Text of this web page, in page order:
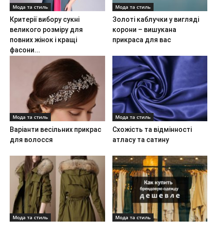
Мода та стиль
Критерії вибору сукні
великого розміру для
повних жінок і кращі
фасони...
Мода та стиль
Золоті каблучки у вигляді
корони – вишукана
прикраса для вас
Мода та стиль
Варіанти весільних прикрас
для волосся
Мода та стиль
Схожість та відмінності
атласу та сатину
Мода та стиль Мода та стиль